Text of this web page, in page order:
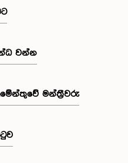
වන්න
මන්ත්‍රීවරු